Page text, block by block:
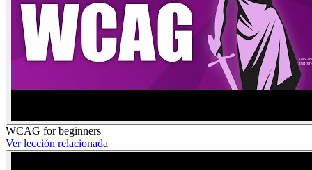
WCAG for beginners
Ver lección relacionada